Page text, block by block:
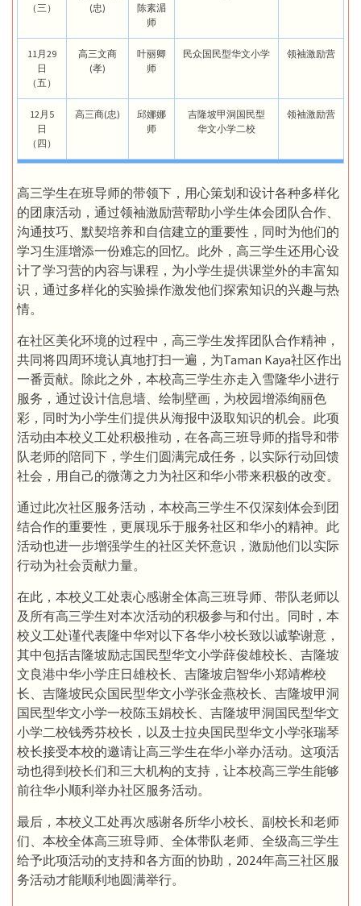
（三）
(忠)
陈素湄
师
11月29
日
（五）
高三文商
(孝)
叶丽卿
师
民众国民型华文小学 领袖激励营
12月5
日
（四）
高三商(忠)
邱娜娜
师
吉隆坡甲洞国民型
华文小学二校
领袖激励营
高三学生在班导师的带领下，用心策划和设计各种多样化
的团康活动，通过领袖激励营帮助小学生体会团队合作、
沟通技巧、默契培养和自信建立的重要性，同时为他们的
学习生涯增添一份难忘的回忆。此外，高三学生还用心设
计了学习营的内容与课程，为小学生提供课堂外的丰富知
识，通过多样化的实验操作激发他们探索知识的兴趣与热
情。
在社区美化环境的过程中，高三学生发挥团队合作精神，
共同将四周环境认真地打扫一遍，为Taman Kaya社区作出
一番贡献。除此之外，本校高三学生亦走入雪隆华小进行
服务，通过设计信息墙、绘制壁画，为校园增添绚丽色
彩，同时为小学生们提供从海报中汲取知识的机会。此项
活动由本校义工处积极推动，在各高三班导师的指导和带
队老师的陪同下，学生们圆满完成任务，以实际行动回馈
社会，用自己的微薄之力为社区和华小带来积极的改变。
通过此次社区服务活动，本校高三学生不仅深刻体会到团
结合作的重要性，更展现乐于服务社区和华小的精神。此
活动也进一步增强学生的社区关怀意识，激励他们以实际
行动为社会贡献力量。
在此，本校义工处衷心感谢全体高三班导师、带队老师以
及所有高三学生对本次活动的积极参与和付出。同时，本
校义工处谨代表隆中华对以下各华小校长致以诚挚谢意，
其中包括吉隆坡励志国民型华文小学薛俊雄校长、吉隆坡
文良港中华小学庄日雄校长、吉隆坡启智华小郑靖桦校
长、吉隆坡民众国民型华文小学张金燕校长、吉隆坡甲洞
国民型华文小学一校陈玉娟校长、吉隆坡甲洞国民型华文
小学二校钱秀芬校长，以及士拉央国民型华文小学张瑞琴
校长接受本校的邀请让高三学生在华小举办活动。这项活
动也得到校长们和三大机构的支持，让本校高三学生能够
前往华小顺利举办社区服务活动。
最后，本校义工处再次感谢各所华小校长、副校长和老师
们、本校全体高三班导师、全体带队老师、全级高三学生
给予此项活动的支持和各方面的协助，2024年高三社区服
务活动才能顺利地圆满举行。